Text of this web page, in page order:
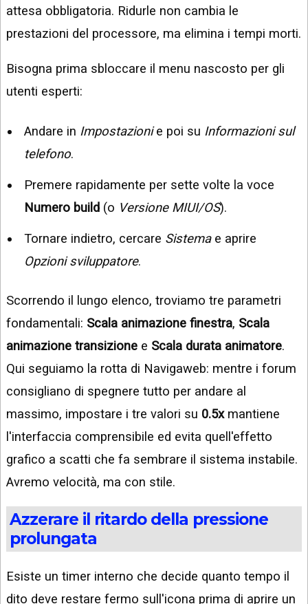
attesa obbligatoria. Ridurle non cambia le
prestazioni del processore, ma elimina i tempi morti.
Bisogna prima sbloccare il menu nascosto per gli
utenti esperti:
Andare in Impostazionie poi su Informazioni sul
telefono.
Premere rapidamente per sette volte la voce
Numero build (o Versione MIUI/OS).
Tornare indietro, cercare Sistemae aprire
Opzioni sviluppatore.
Scorrendo il lungo elenco, troviamo tre parametri
fondamentali: Scala animazione finestra, Scala
animazione transizione e Scala durata animatore.
Qui seguiamo la rotta di Navigaweb: mentre i forum
consigliano di spegnere tutto per andare al
massimo, impostare i tre valori su 0.5xmantiene
l'interfaccia comprensibile ed evita quell'effetto
grafico a scatti che fa sembrare il sistema instabile.
Avremo velocità, ma con stile.
Azzerare il ritardo della pressione
prolungata
Esiste un timer interno che decide quanto tempo il
dito deve restare fermo sull'icona prima di aprire un